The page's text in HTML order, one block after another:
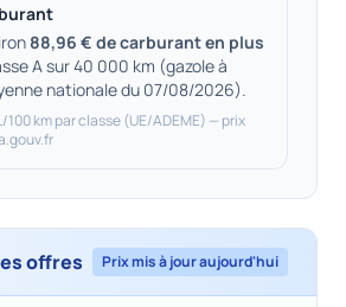
88,96 € de carburant en plus
A sur 40 000 km (gazole à
nationale du 07/08/2026).
100 km par classe (UE/ADEME) — prix
offres Prix mis à jour aujourd'hui